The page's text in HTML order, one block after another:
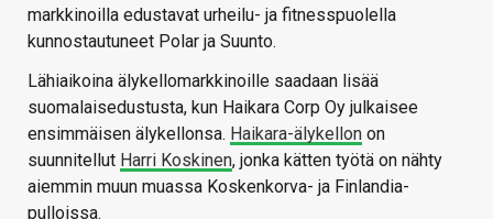
markkinoilla edustavat urheilu- ja fitnesspuolella
kunnostautuneet Polar ja Suunto.
Lähiaikoina älykellomarkkinoille saadaan lisää
suomalaisedustusta, kun Haikara Corp Oy julkaisee
ensimmäisen älykellonsa. Haikara-älykellon on
suunnitellut Harri Koskinen, jonka kätten työtä on nähty
aiemmin muun muassa Koskenkorva- ja Finlandia-
pulloissa.